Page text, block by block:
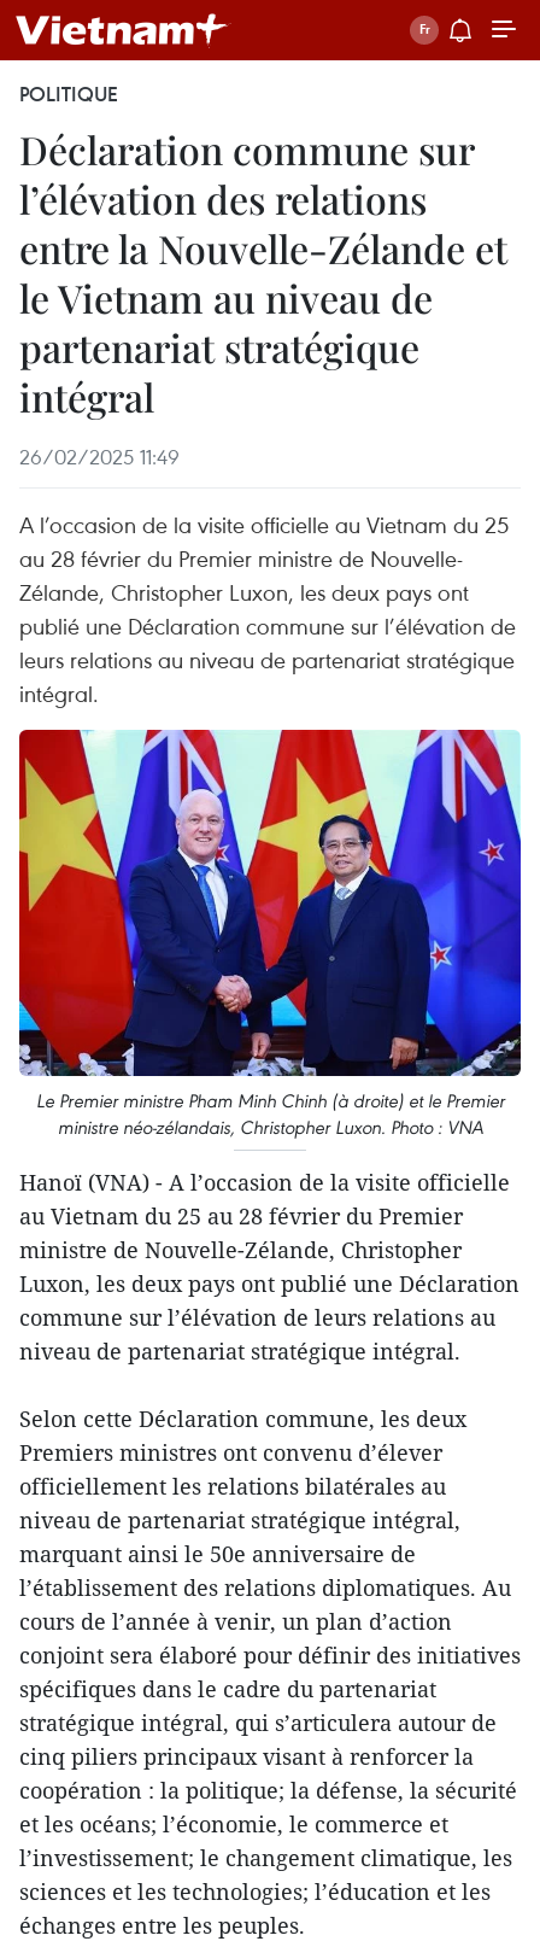
POLITIQUE
Déclaration commune sur
l’élévation des relations
entre la Nouvelle-Zélande et
le Vietnam au niveau de
partenariat stratégique
intégral
26/02/2025 11:49
A l’occasion de la visite officielle au Vietnam du 25
au 28 février du Premier ministre de Nouvelle-
Zélande, Christopher Luxon, les deux pays ont
publié une Déclaration commune sur l’élévation de
leurs relations au niveau de partenariat stratégique
intégral.
Le Premier ministre Pham Minh Chinh (à droite) et le Premier
ministre néo-zélandais, Christopher Luxon. Photo : VNA
Hanoï (VNA) - A l’occasion de la visite officielle
au Vietnam du 25 au 28 février du Premier
ministre de Nouvelle-Zélande, Christopher
Luxon, les deux pays ont publié une Déclaration
commune sur l’élévation de leurs relations au
niveau de partenariat stratégique intégral.
Selon cette Déclaration commune, les deux
Premiers ministres ont convenu d’élever
officiellement les relations bilatérales au
niveau de partenariat stratégique intégral,
marquant ainsi le 50e anniversaire de
l’établissement des relations diplomatiques. Au
cours de l’année à venir, un plan d’action
conjoint sera élaboré pour définir des initiatives
spécifiques dans le cadre du partenariat
stratégique intégral, qui s’articulera autour de
cinq piliers principaux visant à renforcer la
coopération : la politique; la défense, la sécurité
et les océans; l’économie, le commerce et
l’investissement; le changement climatique, les
sciences et les technologies; l’éducation et les
échanges entre les peuples.